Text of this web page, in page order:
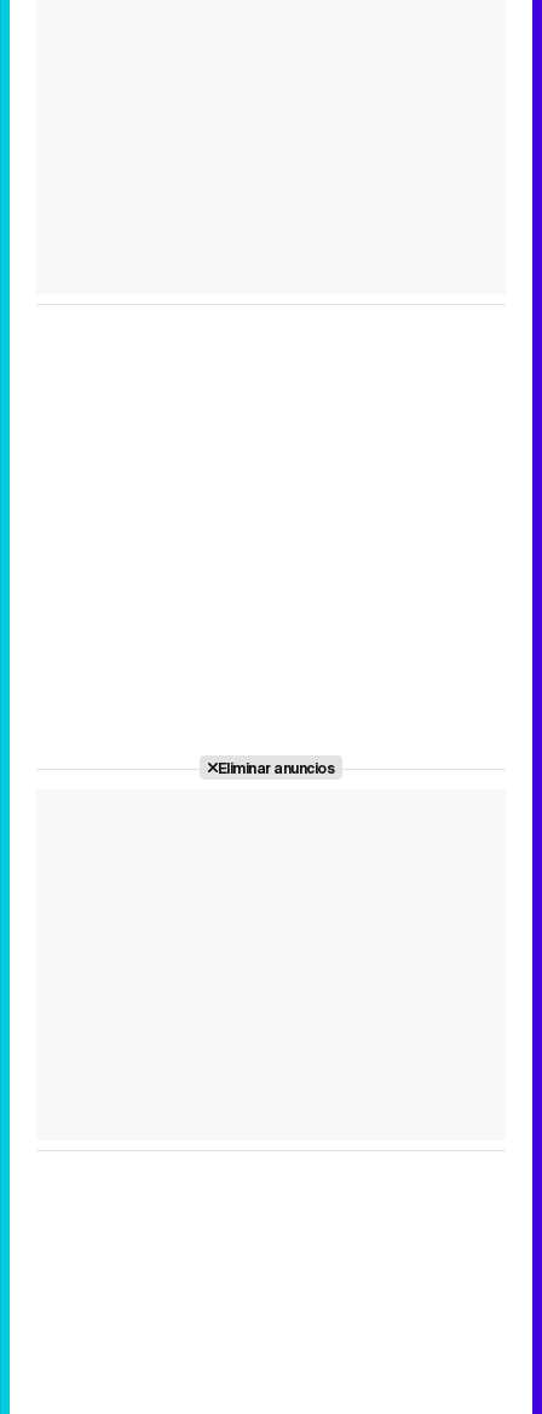
Eliminar anuncios